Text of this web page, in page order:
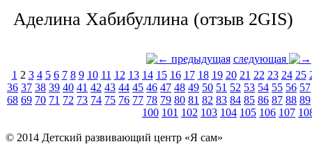
Аделина Хабибуллина (отзыв 2GIS)
предыдущая следующая
1 2 3 4 5 6 7 8 9 10 11 12 13 14 15 16 17 18 19 20 21 22 23 24 25
36 37 38 39 40 41 42 43 44 45 46 47 48 49 50 51 52 53 54 55 56 57
68 69 70 71 72 73 74 75 76 77 78 79 80 81 82 83 84 85 86 87 88 89
100 101 102 103 104 105 106 107
© 2014 Детский развивающий центр «Я сам»